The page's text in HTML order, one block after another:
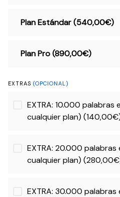
Plan Estándar (540,00€)
Plan Pro (890,00€)
EXTRAS (OPCIONAL)
EXTRA: 10.000 palabras
cualquier plan)
EXTRA: 20.000
cualquier plan)
EXTRA: 30.000